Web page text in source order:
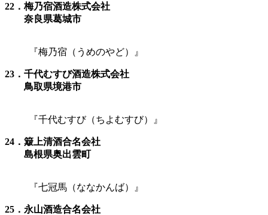
22．梅乃宿酒造株式会社
奈良県葛城市
『梅乃宿（うめのやど）』
23．千代むすび酒造株式会社
鳥取県境港市
『千代むすび（ちよむすび）』
24．簸上清酒合名会社
島根県奥出雲町
『七冠馬（ななかんば）』
25．永山酒造合名会社